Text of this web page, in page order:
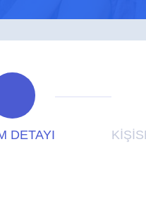
DETAYI